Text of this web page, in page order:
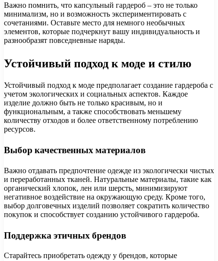
Важно помнить, что капсульный гардероб – это не только
минимализм, но и возможность экспериментировать с
сочетаниями. Оставьте место для немного необычных
элементов, которые подчеркнут вашу индивидуальность и
разнообразят повседневные наряды.
Устойчивый подход к моде и стилю
Устойчивый подход к моде предполагает создание гардероба с
учетом экологических и социальных аспектов. Каждое
изделие должно быть не только красивым, но и
функциональным, а также способствовать меньшему
количеству отходов и более ответственному потреблению
ресурсов.
Выбор качественных материалов
Важно отдавать предпочтение одежде из экологически чистых
и переработанных тканей. Натуральные материалы, такие как
органический хлопок, лен или шерсть, минимизируют
негативное воздействие на окружающую среду. Кроме того,
выбор долговечных изделий позволяет сократить количество
покупок и способствует созданию устойчивого гардероба.
Поддержка этичных брендов
Старайтесь приобретать одежду у брендов, которые